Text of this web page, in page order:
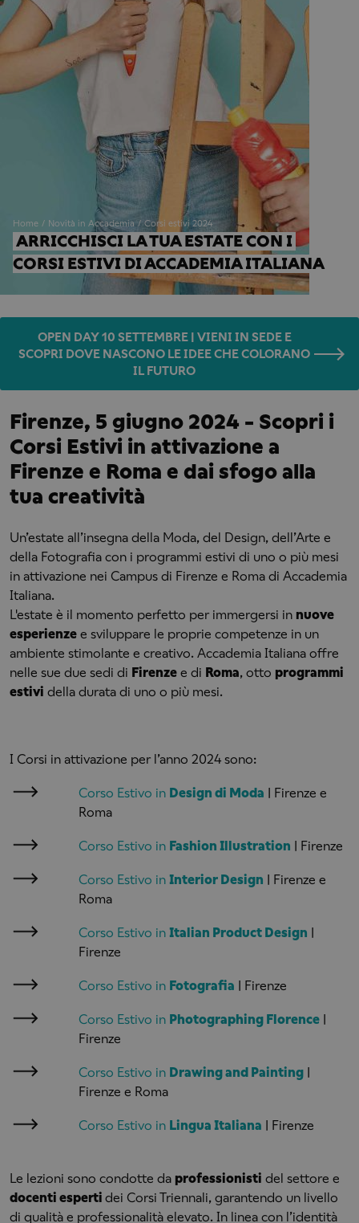
Home Novità in Accademia Corsi estivi 2024
ARRICCHISCI LA TUA ESTATE CON I
CORSI ESTIVI DI ACCADEMIA ITALIANA
OPEN DAY 10 SETTEMBRE | VIENI IN SEDE E
SCOPRI DOVE NASCONO LE IDEE CHE COLORANO
IL FUTURO
Firenze, 5 giugno 2024 - Scopri i
Corsi Estivi in attivazione a
Firenze e Roma e dai sfogo alla
tua creatività
Un’estate all’insegna della Moda, del Design, dell’Arte e
della Fotografia con i programmi estivi di uno o più mesi
in attivazione nei Campus di Firenze e Roma di Accademia
Italiana.
L'estate è il momento perfetto per immergersi in nuove
esperienze e sviluppare le proprie competenze in un
ambiente stimolante e creativo. Accademia Italiana offre
nelle sue due sedi di Firenze e di Roma, otto programmi
estivi della durata di uno o più mesi.
I Corsi in attivazione per l’anno 2024 sono:
Corso Estivo in Design di Moda | Firenze e
Roma
Corso Estivo in Fashion Illustration | Firenze
Corso Estivo in Interior Design | Firenze e
Roma
Corso Estivo in Italian Product Design |
Firenze
Corso Estivo in Fotografia | Firenze
Corso Estivo in Photographing Florence |
Firenze
Corso Estivo in Drawing and Painting |
Firenze e Roma
Corso Estivo in Lingua Italiana | Firenze
Le lezioni sono condotte da professionisti del settore e
docenti esperti dei Corsi Triennali, garantendo un livello
di qualità e professionalità elevato. In linea con l’identità